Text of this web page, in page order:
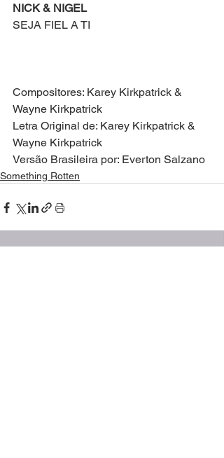
NICK & NIGEL
SEJA FIEL A TI
Compositores: Karey Kirkpatrick &
Wayne Kirkpatrick
Letra Original de: Karey Kirkpatrick &
Wayne Kirkpatrick
Versão Brasileira por: Everton Salzano
Something Rotten